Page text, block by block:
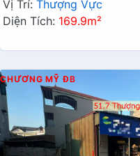
Vị Trí: Thượng Vực
Diện Tích: 169.9m²
CHƯƠNG MỸ ĐB